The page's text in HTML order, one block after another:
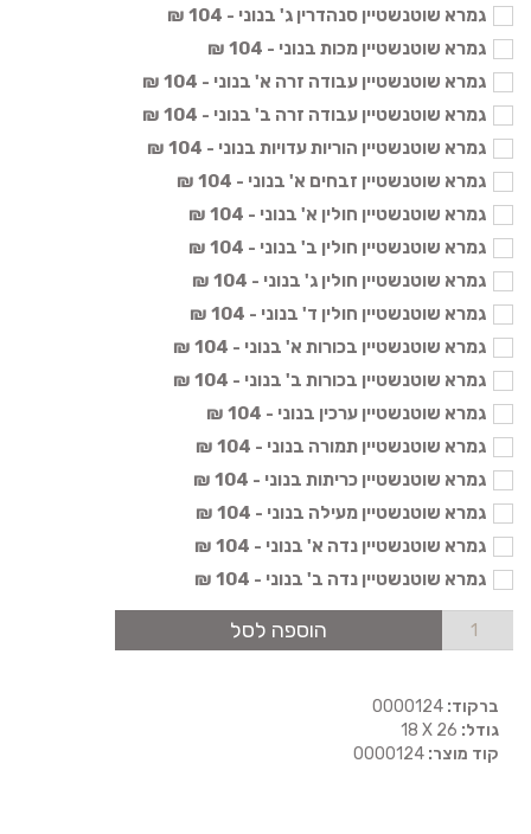
גמרא שוטנשטיין סנהדרין ג' בנוני - 104 ₪
גמרא שוטנשטיין מכות בנוני - 104 ₪
גמרא שוטנשטיין עבודה זרה א' בנוני - 104 ₪
גמרא שוטנשטיין עבודה זרה ב' בנוני - 104 ₪
גמרא שוטנשטיין הוריות עדויות בנוני - 104 ₪
גמרא שוטנשטיין זבחים א' בנוני - 104 ₪
גמרא שוטנשטיין חולין א' בנוני - 104 ₪
גמרא שוטנשטיין חולין ב' בנוני - 104 ₪
גמרא שוטנשטיין חולין ג' בנוני - 104 ₪
גמרא שוטנשטיין חולין ד' בנוני - 104 ₪
גמרא שוטנשטיין בכורות א' בנוני - 104 ₪
גמרא שוטנשטיין בכורות ב' בנוני - 104 ₪
גמרא שוטנשטיין ערכין בנוני - 104 ₪
גמרא שוטנשטיין תמורה בנוני - 104 ₪
גמרא שוטנשטיין כריתות בנוני - 104 ₪
גמרא שוטנשטיין מעילה בנוני - 104 ₪
גמרא שוטנשטיין נדה א' בנוני - 104 ₪
גמרא שוטנשטיין נדה ב' בנוני - 104 ₪
הוספה לסל
ברקוד:
גודל: 18 X 26
קוד מוצר: